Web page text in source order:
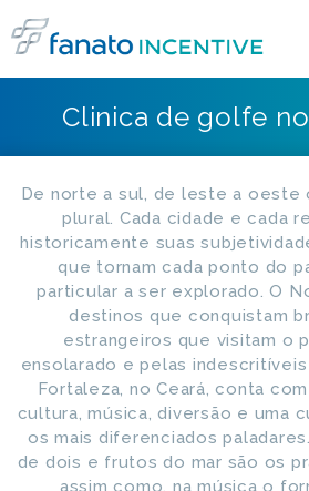
Clinica de golfe
De norte a sul, de leste a oeste
plural. Cada cidade e cada
historicamente suas
que tornam cada ponto do
particular a ser explorado. O
destinos que conquistam
estrangeiros que visitam o
ensolarado e pelas indescritíveis
Fortaleza, no Ceará, conta
cultura, música, diversão e uma
os mais diferenciados
de dois e frutos do mar são os
assim como, na música o